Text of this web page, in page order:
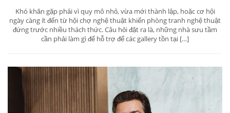
Khó khăn gặp phải vì quy mô nhỏ, vừa mới thành lập, hoặc cơ hội
ngày càng ít đến từ hội chợ nghệ thuật khiến phòng tranh nghệ thuật
đứng trước nhiều thách thức. Câu hỏi đặt ra là, những nhà sưu tầm
cần phải làm gì để hỗ trợ để các gallery tồn tại […]